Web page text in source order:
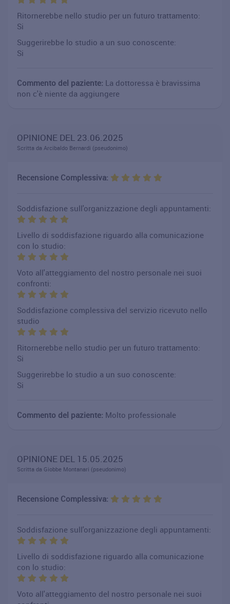
Ritornerebbe nello studio per un futuro trattamento:
Si
Suggerirebbe lo studio a un suo conoscente:
Si
Commento del paziente: La dottoressa è bravissima
non c'è niente da aggiungere
OPINIONE DEL 23.06.2025
Scritta da Arcibaldo Bernardi (pseudonimo)
Recensione Complessiva:
Soddisfazione sull'organizzazione degli appuntamenti:
Livello di soddisfazione riguardo alla comunicazione
con lo studio:
Voto all'atteggiamento del nostro personale nei suoi
confronti:
Soddisfazione complessiva del servizio ricevuto nello
studio
Ritornerebbe nello studio per un futuro trattamento:
Si
Suggerirebbe lo studio a un suo conoscente:
Si
Commento del paziente: Molto professionale
OPINIONE DEL 15.05.2025
Scritta da Giobbe Montanari (pseudonimo)
Recensione Complessiva:
Soddisfazione sull'organizzazione degli appuntamenti:
Livello di soddisfazione riguardo alla comunicazione
con lo studio:
Voto all'atteggiamento del nostro personale nei suoi